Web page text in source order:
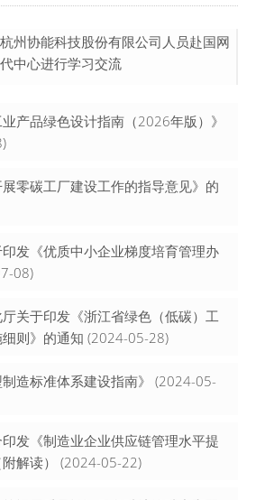
州协能科技股份有限公司人员赴国网
中心进行学习交流
产品绿色设计指南（2026年版）》
零碳工厂建设工作的指导意见》的
发《优质中小企业梯度培育管理办
08)
关于印发《浙江省绿色（低碳）工
则》的通知 (2024-05-28)
造标准体系建设指南》 (2024-05-
发《制造业企业供应链管理水平提
解读）
(2024-05-22)